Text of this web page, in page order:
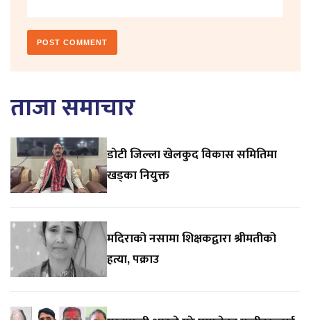
ताजा समाचार
डाेटी जिल्ला खेलकुद विकास समितिमा
खड्का नियुक्त
मदिराको नसामा शिक्षकद्वारा श्रीमतीको
हत्या, पक्राउ